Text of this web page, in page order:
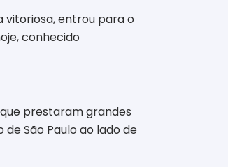
vitoriosa, entrou para o
conhecido
prestaram grandes
São Paulo ao lado de